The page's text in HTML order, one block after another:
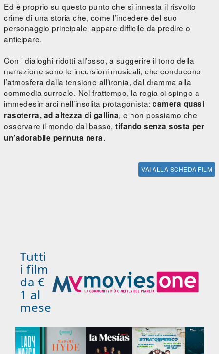
Ed è proprio su questo punto che si innesta il risvolto
crime di una storia che, come l’incedere del suo
personaggio principale, appare difficile da predire o
anticipare.
Con i dialoghi ridotti all’osso, a suggerire il tono della
narrazione sono le incursioni musicali, che conducono
l’atmosfera dalla tensione all’ironia, dal dramma alla
commedia surreale. Nel frattempo, la regia ci spinge a
immedesimarci nell’insolita protagonista: camera quasi
rasoterra, ad altezza di gallina, e non possiamo che
osservare il mondo dal basso, tifando senza sosta per
un’adorabile pennuta nera.
VAI ALLA SCHEDA FILM
Tutti
i film
da €
1 al
mese